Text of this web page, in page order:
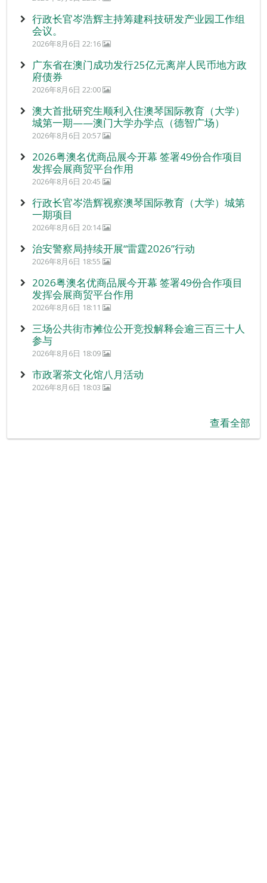
行政长官岑浩辉主持筹建科技研发产业园工作组
会议。
2026年8月6日 22:16
广东省在澳门成功发行25亿元离岸人民币地方政
府债券
2026年8月6日 22:00
澳大首批研究生顺利入住澳琴国际教育（大学）
城第一期——澳门大学办学点（德智广场）
2026年8月6日 20:57
2026粤澳名优商品展今开幕 签署49份合作项目
发挥会展商贸平台作用
2026年8月6日 20:45
行政长官岑浩辉视察澳琴国际教育（大学）城第
一期项目
2026年8月6日 20:14
治安警察局持续开展“雷霆2026”行动
2026年8月6日 18:55
2026粤澳名优商品展今开幕 签署49份合作项目
发挥会展商贸平台作用
2026年8月6日 18:11
三场公共街市摊位公开竞投解释会逾三百三十人
参与
2026年8月6日 18:09
市政署茶文化馆八月活动
2026年8月6日 18:03
查看全部